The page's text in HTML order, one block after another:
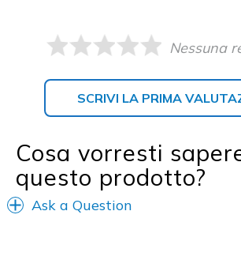
Nessuna
SCRIVI LA PRIMA
Cosa vorresti
questo prodotto?
Ask a Question